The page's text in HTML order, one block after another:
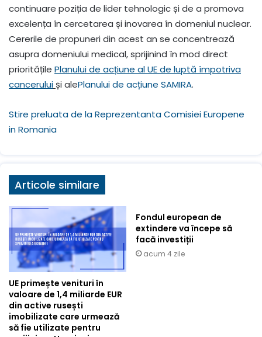
continuare poziția de lider tehnologic și de a promova
excelența în cercetarea și inovarea în domeniul nuclear.
Cererile de propuneri din acest an se concentrează
asupra domeniului medical, sprijinind în mod direct
prioritățile Planului de acțiune al UE de luptă împotriva
cancerului și alePlanului de acțiune SAMIRA.
Stire preluata de la Reprezentanta Comisiei Europene
in Romania
Articole similare
UE primește venituri în
valoare de 1,4 miliarde EUR
din active rusești
imobilizate care urmează
să fie utilizate pentru
Fondul european de
extindere va începe să
facă investiții
acum 4 zile